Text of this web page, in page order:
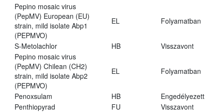
Pepino mosaic virus
(PepMV) European (EU)
strain, mild isolate Abp1
(PEPMVO)
EL Folyamatban
S-Metolachlor HB
Visszavont
Pepino mosaic virus
(PepMV) Chilean (CH2)
strain, mild isolate Abp2
(PEPMVO)
EL Folyamatban
Penoxsulam HB
Engedélyezett
Penthiopyrad
FU
Visszavont